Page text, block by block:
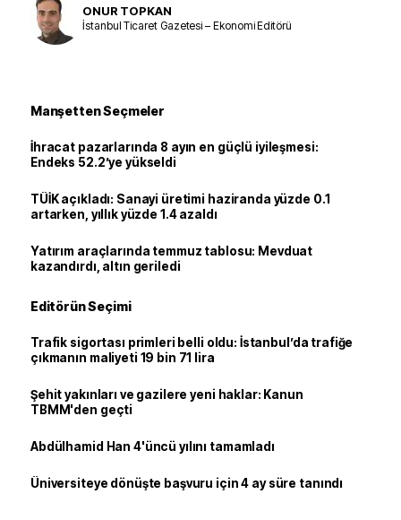
ONUR TOPKAN
İstanbul Ticaret Gazetesi – Ekonomi Editörü
Manşetten Seçmeler
İhracat pazarlarında 8 ayın en güçlü iyileşmesi:
Endeks 52.2’ye yükseldi
TÜİK açıkladı: Sanayi üretimi haziranda yüzde 0.1
artarken, yıllık yüzde 1.4 azaldı
Yatırım araçlarında temmuz tablosu: Mevduat
kazandırdı, altın geriledi
Editörün Seçimi
Trafik sigortası primleri belli oldu: İstanbul’da trafiğe
çıkmanın maliyeti 19 bin 71 lira
Şehit yakınları ve gazilere yeni haklar: Kanun
TBMM'den geçti
Abdülhamid Han 4'üncü yılını tamamladı
Üniversiteye dönüşte başvuru için 4 ay süre tanındı